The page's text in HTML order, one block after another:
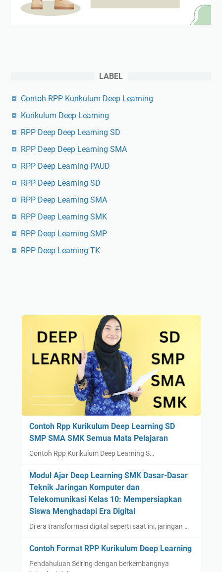
LABEL
Contoh RPP Kurikulum Deep Learning
Kurikulum Deep Learning
RPP Deep Deep Learning SD
RPP Deep Deep Learning SMA
RPP Deep Learning PAUD
RPP Deep Learning SD
RPP Deep Learning SMA
RPP Deep Learning SMK
RPP Deep Learning SMP
RPP Deep Learning TK
Contoh Rpp Kurikulum Deep Learning SD
SMP SMA SMK Semua Mata Pelajaran
Contoh Rpp Kurikulum Deep Learning S…
Modul Ajar Deep Learning SMK Dasar-Dasar
Teknik Jaringan Komputer dan
Telekomunikasi Kelas 10: Mempersiapkan
Siswa Menghadapi Era Digital
Di era transformasi digital seperti saat ini, jaringan …
Contoh Format RPP Kurikulum Deep Learning
Pendahuluan Seiring dengan berkembangnya